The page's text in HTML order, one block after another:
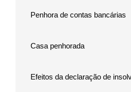
Penhora de contas bancárias
Casa penhorada
Efeitos da declaração de